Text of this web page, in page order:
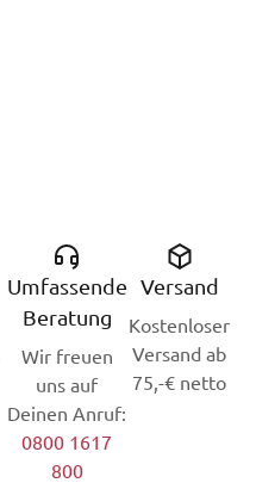
Umfassende
Beratung
Wir freuen
uns auf
Deinen Anruf:
0800 1617
800
Versand
Kostenloser
Versand ab
75,-€ netto